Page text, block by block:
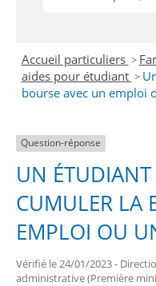
Accueil particuliers >
aides pour étudiant >
bourse avec un emploi
Question-réponse
UN
CUMULER LA
EMPLOI OU
Vérifié le 24/01/2023 -
administrative (Première